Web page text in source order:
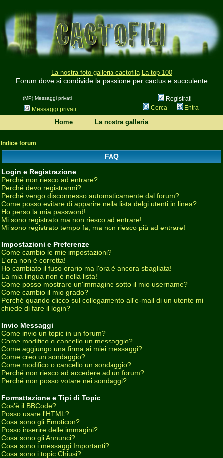
La nostra foto galleria cactofila La top 100
Forum dove si condivide la passione per cactus e succulente
(MP) Messaggi privati
Registrati
Messaggi privati
Cerca Entra
Home La nostra galleria
Indice forum
FAQ
Login e Registrazione
Perché non riesco ad entrare?
Perché devo registrarmi?
Perché vengo disconnesso automaticamente dal forum?
Come posso evitare di apparire nella lista delgi utenti in linea?
Ho perso la mia password!
Mi sono registrato ma non riesco ad entrare!
Mi sono registrato tempo fa, ma non riesco più ad entrare!
Impostazioni e Preferenze
Come cambio le mie impostazioni?
L'ora non è corretta!
Ho cambiato il fuso orario ma l'ora è ancora sbagliata!
La mia lingua non è nella lista!
Come posso mostrare un'immagine sotto il mio username?
Come cambio il mio grado?
Perché quando clicco sul collegamento all'e-mail di un utente mi
chiede di fare il login?
Invio Messaggi
Come invio un topic in un forum?
Come modifico o cancello un messaggio?
Come aggiungo una firma ai miei messaggi?
Come creo un sondaggio?
Come modifico o cancello un sondaggio?
Perché non riesco ad accedere ad un forum?
Perché non posso votare nei sondaggi?
Formattazione e Tipi di Topic
Cos'è il BBCode?
Posso usare l'HTML?
Cosa sono gli Emoticon?
Posso inserire delle immagini?
Cosa sono gli Annunci?
Cosa sono i messaggi Importanti?
Cosa sono i topic Chiusi?